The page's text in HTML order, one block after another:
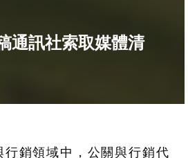
通訊社索取媒體清
行銷領域中，公關與行銷代